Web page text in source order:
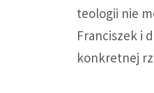
teologii nie
Franciszek i
konkretnej